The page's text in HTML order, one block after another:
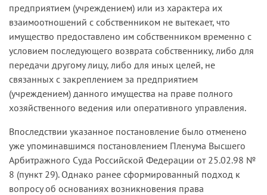
предприятием (учреждением) или из характера их
взаимоотношений с собственником не вытекает, что
имущество предоставлено им собственником временно с
условием последующего возврата собственнику, либо для
передачи другому лицу, либо для иных целей, не
связанных с закреплением за предприятием
(учреждением) данного имущества на праве полного
хозяйственного ведения или оперативного управления.
Впоследствии указанное постановление было отменено
уже упоминавшимся постановлением Пленума Высшего
Арбитражного Суда Российской Федерации от 25.02.98 №
8 (пункт 29). Однако ранее сформированный подход к
вопросу об основаниях возникновения права